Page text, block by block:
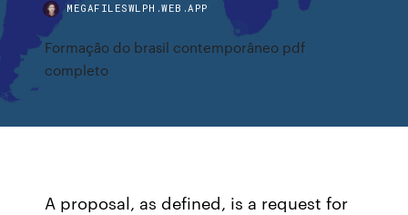
MEGAFILESWLPH.WEB.APP
Formação do brasil contemporâneo pdf
completo
A proposal, as defined, is a request for